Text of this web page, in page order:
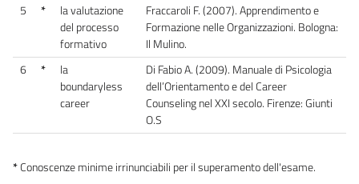
5 *
la valutazione
del processo
formativo
Fraccaroli F. (2007). Apprendimento e
Formazione nelle Organizzazioni. Bologna:
Il Mulino.
6
*
la
boundaryless
career
Di Fabio A. (2009). Manuale di Psicologia
dell’Orientamento e del Career
Counseling nel XXI secolo. Firenze: Giunti
O.S
*Conoscenze minime irrinunciabili per il superamento dell'esame.